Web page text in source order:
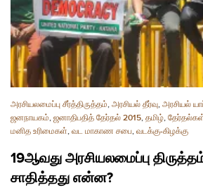
அரசியலமைப்பு சீர்த்திருத்தம், அரசியல் தீர்வு, அரசியல்
ஜனநாயகம், ஜனாதிபதித் தேர்தல் 2015, தமிழ்,
மனித உரிமைகள், வட மாகாண சபை, வடக்கு-கிழக்கு
19ஆவது அரசியலமைப்பு
சாதித்தது என்ன?